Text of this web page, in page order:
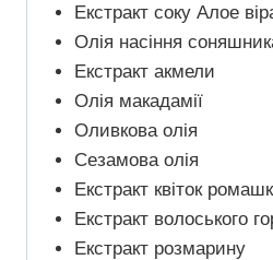
Екстракт соку Алое
Олія насіння
Екстракт акмели
Олія макадамії
Оливкова олія
Сезамова олія
Екстракт квіток
Екстракт волоського
Екстракт розмарину